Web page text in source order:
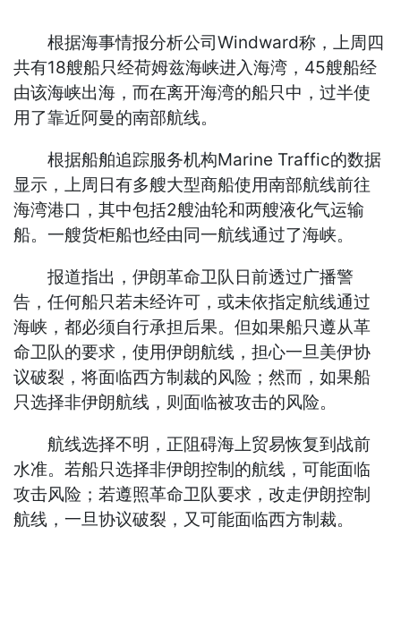
根据海事情报分析公司Windward称，上周四
共有18艘船只经荷姆兹海峡进入海湾，45艘船经
由该海峡出海，而在离开海湾的船只中，过半使
用了靠近阿曼的南部航线。
根据船舶追踪服务机构Marine Traffic的数据
显示，上周日有多艘大型商船使用南部航线前往
海湾港口，其中包括2艘油轮和两艘液化气运输
船。一艘货柜船也经由同一航线通过了海峡。
报道指出，伊朗革命卫队日前透过广播警
告，任何船只若未经许可，或未依指定航线通过
海峡，都必须自行承担后果。但如果船只遵从革
命卫队的要求，使用伊朗航线，担心一旦美伊协
议破裂，将面临西方制裁的风险；然而，如果船
只选择非伊朗航线，则面临被攻击的风险。
航线选择不明，正阻碍海上贸易恢复到战前
水准。若船只选择非伊朗控制的航线，可能面临
攻击风险；若遵照革命卫队要求，改走伊朗控制
航线，一旦协议破裂，又可能面临西方制裁。